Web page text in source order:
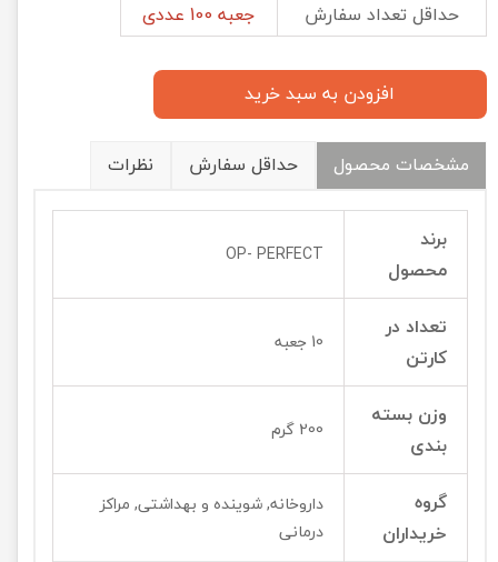
حداقل تعداد سفارش
جعبه 100 عددی
افزودن به سبد خرید
مشخصات محصول حداقل سفارش نظرات
برند
محصول
OP- PERFECT
تعداد در
کارتن
10 جعبه
وزن بسته
بندی
200 گرم
گروه
خریداران
داروخانه, شوینده و بهداشتی, مراکز
درمانی